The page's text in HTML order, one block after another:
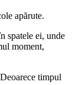
apărute.
spatele ei, unde
moment,
timpul